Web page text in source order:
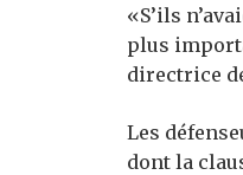
«S’ils
plus
directrice
Les
dont la